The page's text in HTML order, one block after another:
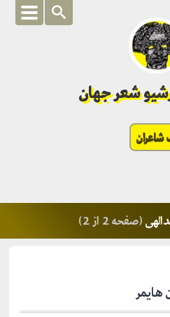
شعر جهان
(صفحه 2 از 2)
هایمر